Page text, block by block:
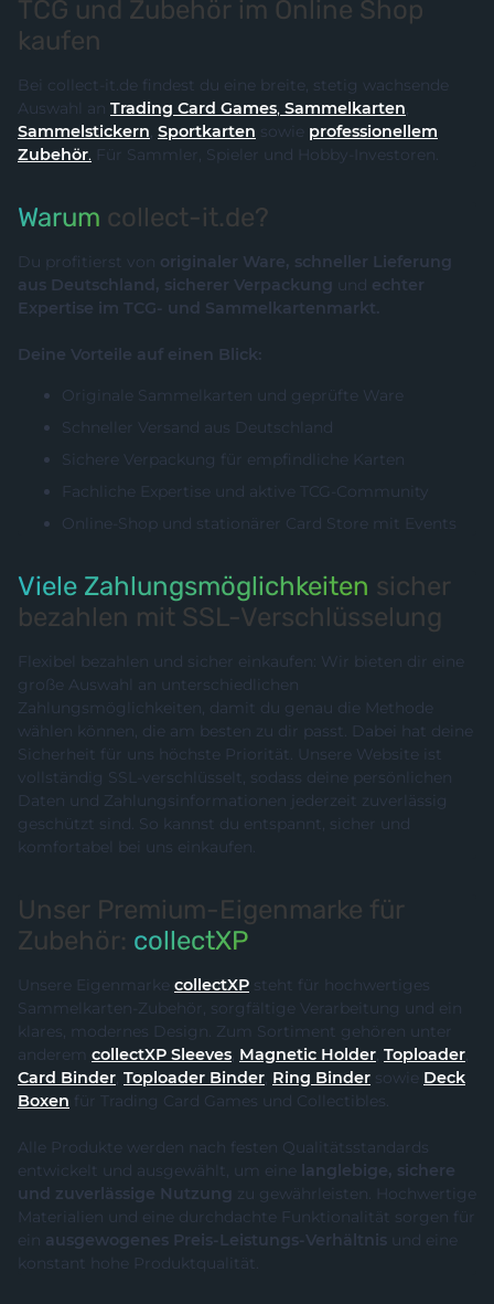
TCG und Zubehör im Online Shop
kaufen
Bei collect-it.de findest du eine breite, stetig wachsende
Auswahl an
Trading Card Games, Sammelkarten,
Sammelstickern, Sportkarten sowie professionellem
Zubehör. Für Sammler, Spieler und Hobby-Investoren.
Warum collect-it.de?
Du profitierst von originaler Ware, schneller Lieferung
aus Deutschland, sicherer Verpackung und echter
Expertise im TCG- und Sammelkartenmarkt.
Deine Vorteile auf einen Blick:
Originale Sammelkarten und geprüfte Ware
Schneller Versand aus Deutschland
Sichere Verpackung für empfindliche Karten
Fachliche Expertise und aktive TCG-Community
Online-Shop und stationärer Card Store mit Events
Viele Zahlungsmöglichkeiten sicher
bezahlen mit SSL-Verschlüsselung
Flexibel bezahlen und sicher einkaufen: Wir bieten dir eine
große Auswahl an unterschiedlichen
Zahlungsmöglichkeiten, damit du genau die Methode
wählen können, die am besten zu dir passt. Dabei hat deine
Sicherheit für uns höchste Priorität. Unsere Website ist
vollständig SSL-verschlüsselt, sodass deine persönlichen
Daten und Zahlungsinformationen jederzeit zuverlässig
geschützt sind. So kannst du entspannt, sicher und
komfortabel bei uns einkaufen.
Unser Premium-Eigenmarke für
Zubehör: collectXP
Unsere Eigenmarke collectXP steht für hochwertiges
Sammelkarten-Zubehör, sorgfältige Verarbeitung und ein
klares, modernes Design. Zum Sortiment gehören unter
anderem collectXP Sleeves, Magnetic Holder, Toploader,
Card Binder, Toploader Binder, Ring Binder sowie Deck
Boxen für Trading Card Games und Collectibles.
Alle Produkte werden nach festen Qualitätsstandards
entwickelt und ausgewählt, um eine langlebige, sichere
und zuverlässige Nutzung zu gewährleisten. Hochwertige
Materialien und eine durchdachte Funktionalität sorgen für
ein ausgewogenes Preis-Leistungs-Verhältnis und eine
konstant hohe Produktqualität.